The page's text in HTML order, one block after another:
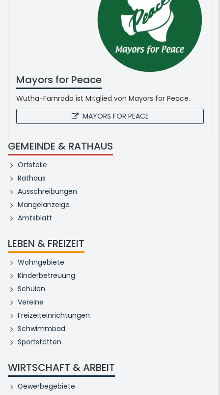
Mayors for Peace
Wutha-Farnroda ist Mitglied von Mayors for Peace.
MAYORS FOR PEACE
GEMEINDE & RATHAUS
Ortsteile
Rathaus
Ausschreibungen
Mängelanzeige
Amtsblatt
LEBEN & FREIZEIT
Wohngebiete
Kinderbetreuung
Schulen
Vereine
Freizeiteinrichtungen
Schwimmbad
Sportstätten
WIRTSCHAFT & ARBEIT
Gewerbegebiete